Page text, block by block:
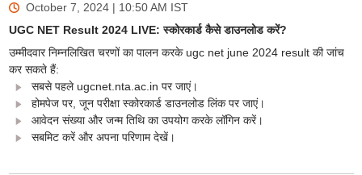
October 7, 2024 | 10:50 AM IST
UGC NET Result 2024 LIVE: स्कोरकार्ड कैसे डाउनलोड करें?
उम्मीदवार निम्नलिखित चरणों का पालन करके ugc net june 2024 result की जांच
कर सकते हैं:
सबसे पहले ugcnet.nta.ac.in पर जाएं।
होमपेज पर, जून परीक्षा स्कोरकार्ड डाउनलोड लिंक पर जाएं।
आवेदन संख्या और जन्म तिथि का उपयोग करके लॉगिन करें।
सबमिट करें और अपना परिणाम देखें।